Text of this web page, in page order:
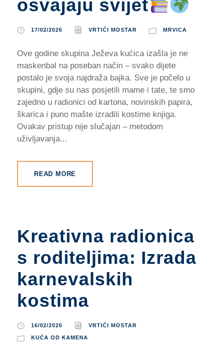
osvajaju svijet
17/02/2026 VRTIĆI MOSTAR MRVICA
Ove godine skupina Ježeva kućica izašla je ne
maskenbal na poseban način – svako dijete
postalo je svoja najdraža bajka. Sve je počelo u
skupini, gdje su nas posjetili mame i tate, te smo
zajedno u radionici od kartona, novinskih papira,
škarica i puno mašte izradili kostime knjiga.
Ovakav pristup nije slučajan – metodom
uživljavanja...
READ MORE
Kreativna radionica
s roditeljima: Izrada
karnevalskih
kostima
16/02/2026 VRTIĆI MOSTAR
KUĆA OD KAMENA